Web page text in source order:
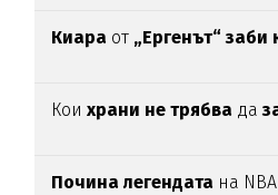
Киара от „Ергенът“ заби
Коихрани не трябва да
Почина легендата на